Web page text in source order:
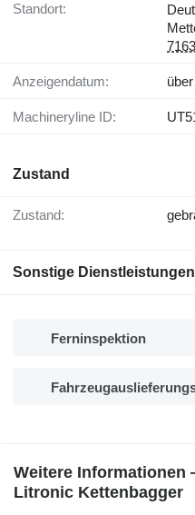
Standort:
Anzeigendatum:
Machineryline ID:
Zustand
Zustand:
Sonstige Dienstleistungen
Ferninspektion
Weitere Informationen
Litronic Kettenbagger